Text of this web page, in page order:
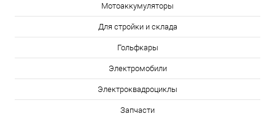
Мотоаккумуляторы
Для стройки и склада
Гольфкары
Электромобили
Электроквадроциклы
Запчасти